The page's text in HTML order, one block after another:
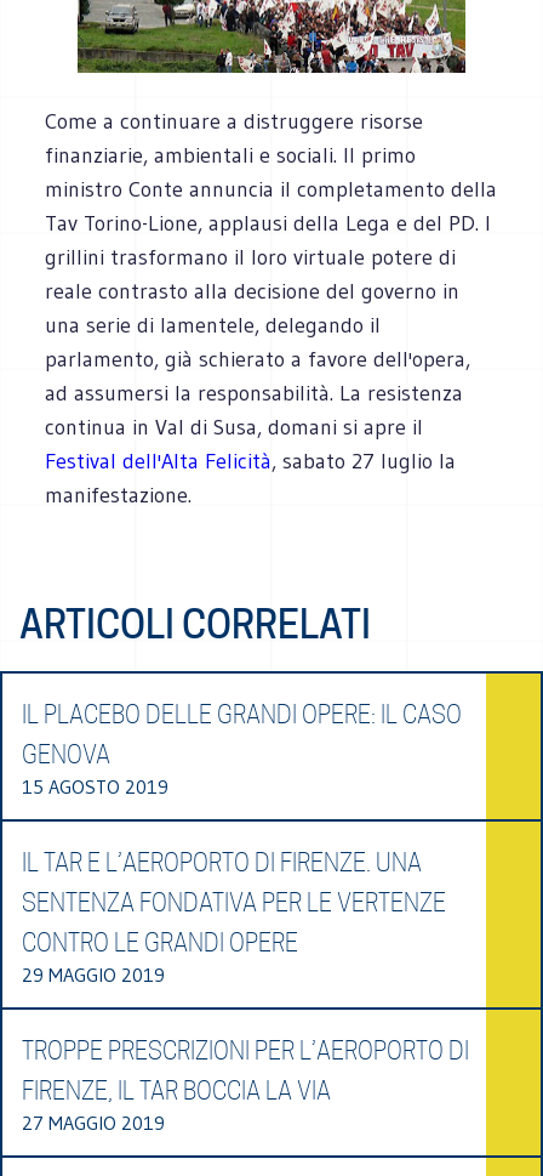
Come a continuare a distruggere risorse
finanziarie, ambientali e sociali. Il primo
ministro Conte annuncia il completamento della
Tav Torino-Lione, applausi della Lega e del PD. I
grillini trasformano il loro virtuale potere di
reale contrasto alla decisione del governo in
una serie di lamentele, delegando il
parlamento, già schierato a favore dell'opera,
ad assumersi la responsabilità. La resistenza
continua in Val di Susa, domani si apre il
Festival dell'Alta Felicità, sabato 27 luglio la
manifestazione.
ARTICOLI CORRELATI
IL PLACEBO DELLE GRANDI OPERE: IL CASO
GENOVA
15 AGOSTO 2019
IL TAR E L’AEROPORTO DI FIRENZE. UNA
SENTENZA FONDATIVA PER LE VERTENZE
CONTRO LE GRANDI OPERE
29 MAGGIO 2019
TROPPE PRESCRIZIONI PER L’AEROPORTO DI
FIRENZE, IL TAR BOCCIA LA VIA
27 MAGGIO 2019